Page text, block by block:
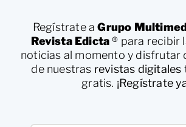
Regístrate aGrupo
Revista Edicta® para recibir
noticias al momento y disfrutar
de nuestras revistas digitales
gratis. ¡Regístrate